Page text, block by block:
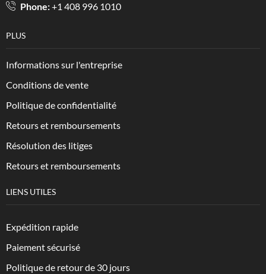
Phone:+1 408 996 1010
PLUS
Informations sur l'entreprise
Conditions de vente
Politique de confidentialité
Retours et remboursements
Résolution des litiges
Retours et remboursements
LIENS UTILES
Expédition rapide
Paiement sécurisé
Politique de retour de 30 jours